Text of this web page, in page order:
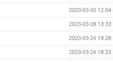
2023-03-30 12:04
2023-03-28 13:33
2023-03-24 18:28
2023-03-24 18:23